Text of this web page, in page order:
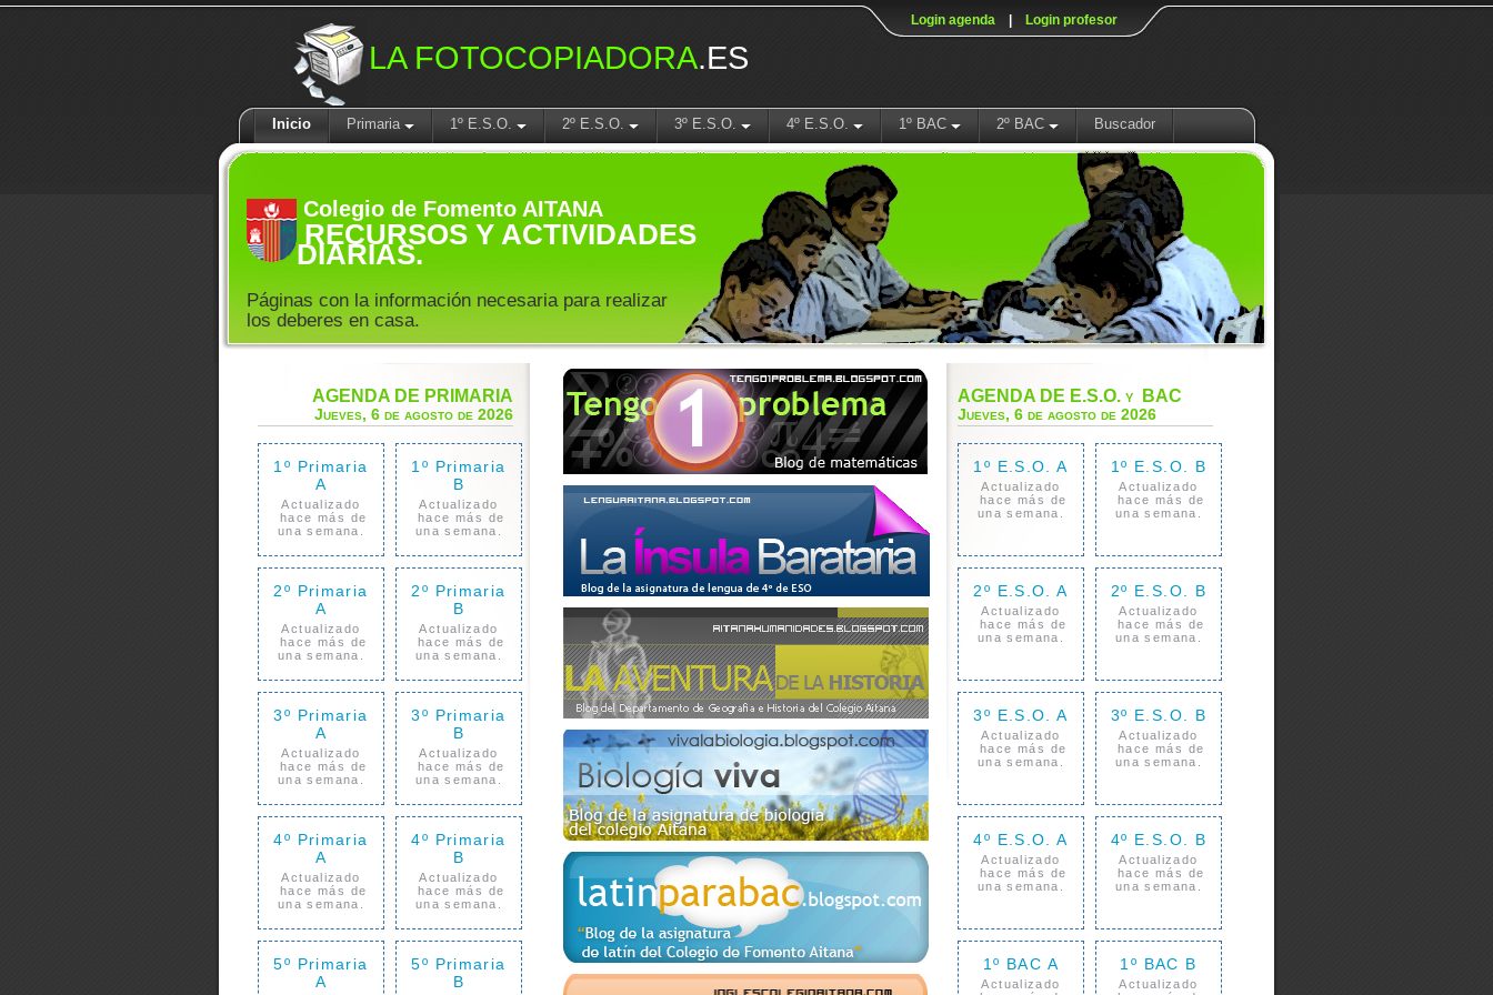
LA FOTOCOPIADORA.ES
Login agenda Login profesor
Inicio Primaria 1º E.S.O. 2º E.S.O. 3º E.S.O. 4º E.S.O. 1º BAC 2º BAC Buscador
Colegio de Fomento AITANA
RECURSOS Y ACTIVIDADES
DIARIAS.
Páginas con la información necesaria para realizar
los deberes en casa.
AGENDA DE PRIMARIA
Jueves, 6 de agosto de 2026
1º Primaria
A
Actualizado
hace más de
una semana.
1º Primaria
B
Actualizado
hace más de
una semana.
2º Primaria
A
Actualizado
hace más de
una semana.
2º Primaria
B
Actualizado
hace más de
una semana.
3º Primaria
A
Actualizado
hace más de
una semana.
3º Primaria
B
Actualizado
hace más de
una semana.
4º Primaria
A
Actualizado
hace más de
una semana.
4º Primaria
B
Actualizado
hace más de
una semana.
5º Primaria
A
5º Primaria
B
AGENDA DE E.S.O. y BAC
Jueves, 6 de agosto de 2026
1º E.S.O. A
Actualizado
hace más de
una semana.
1º E.S.O. B
Actualizado
hace más de
una semana.
2º E.S.O. A
Actualizado
hace más de
una semana.
2º E.S.O. B
Actualizado
hace más de
una semana.
3º E.S.O. A
Actualizado
hace más de
una semana.
3º E.S.O. B
Actualizado
hace más de
una semana.
4º E.S.O. A
Actualizado
hace más de
una semana.
4º E.S.O. B
Actualizado
hace más de
una semana.
1º BAC A
Actualizado
1º BAC B
Actualizado